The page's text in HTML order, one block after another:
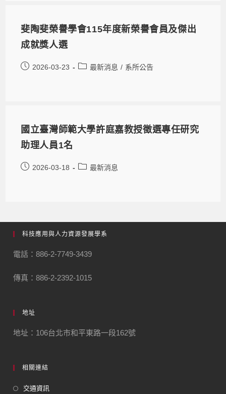
斐陶斐榮譽學會115年度新榮譽會員及傑出
成就獎人選
2026-03-23 最新消息 / 系所公告
國立臺灣師範大學許庭嘉教授徵選專任研究
助理人員1名
2026-03-18 最新消息
科技應用與人力資源發展學系
電話：886-2-7749-3439
傳真：886-2-2392-1015
地址
地址：106台北市和平東路一段162號
相關連結
交通資訊